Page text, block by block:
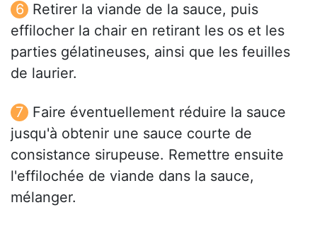
Retirer la viande de la sauce, puis
effilocher la chair en retirant les os et les
parties gélatineuses, ainsi que les feuilles
de laurier.
Faire éventuellement réduire la sauce
jusqu'à obtenir une sauce courte de
consistance sirupeuse. Remettre ensuite
l'effilochée de viande dans la sauce,
mélanger.